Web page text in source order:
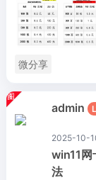
微分享
admin
2025-10-
win11网
法